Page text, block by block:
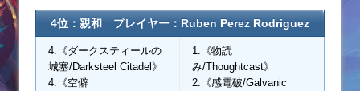
4位：親和 プレイヤー：Ruben Perez Rodriguez
4:《ダークスティールの
城塞/Darksteel Citadel》
4:《空僻
1:《物読
み/Thoughtcast》
2:《感電破/Galvanic